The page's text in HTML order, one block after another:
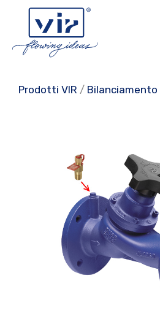
contenuto
Prodotti VIR / Bilanciamento